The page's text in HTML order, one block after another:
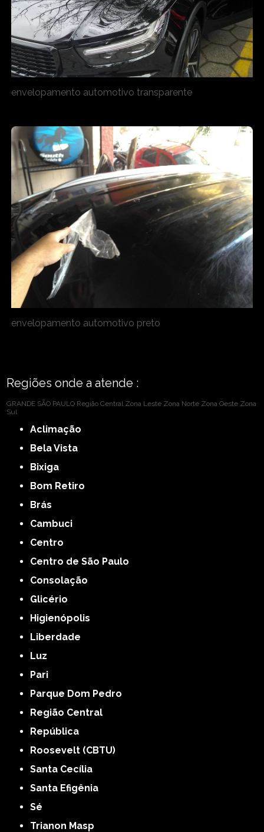
envelopamento automotivo transparente
envelopamento automotivo preto
Regiões onde a atende :
GRANDE SÃO PAULO Região Central Zona Leste Zona Norte Zona Oeste Zona
Sul
Aclimação
Bela Vista
Bixiga
Bom Retiro
Brás
Cambuci
Centro
Centro de São Paulo
Consolação
Glicério
Higienópolis
Liberdade
Luz
Pari
Parque Dom Pedro
Região Central
República
Roosevelt (CBTU)
Santa Cecília
Santa Efigênia
Sé
Trianon Masp